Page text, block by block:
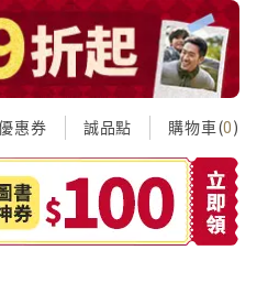
惠券 誠品點 購物車(0)